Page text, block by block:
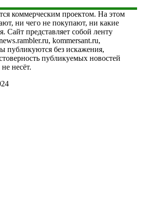
коммерческим проектом. На этом
ни чего не покупают, ни какие
Сайт представляет собой ленту
kommersant.ru,
публикуются без искажения,
публикуемых новостей
несёт.